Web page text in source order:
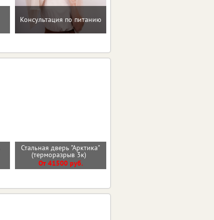
Консультация по питанию
Стальная дверь "Арктика"
(терморазрыв 3к)
От 41500 руб.